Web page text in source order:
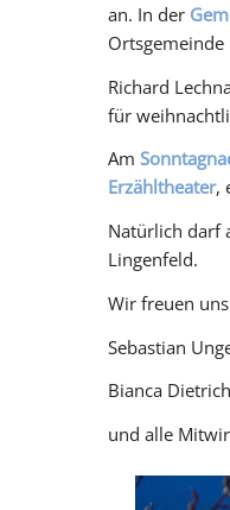
an. In der
Ortsgemeinde
Richard
für
Am
Erzähltheater,
Natürlich darf
Lingenfeld.
Wir freuen
Sebastian
Bianca
und alle